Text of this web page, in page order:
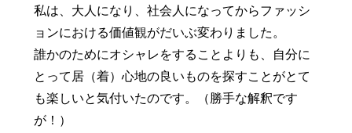
お問い合わせ
採用情報 プライバシーポリシー
私は、大人になり、社会人になってからファッシ
ョンにおける価値観がだいぶ変わりました。
誰かのためにオシャレをすることよりも、自分に
とって居（着）心地の良いものを探すことがとて
も楽しいと気付いたのです。（勝手な解釈です
が！）